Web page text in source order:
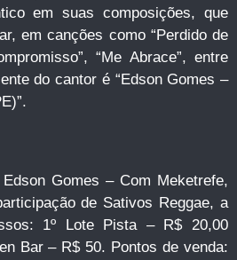
em suas composições, que
em canções como “Perdido de
“Me Abrace”, entre
do cantor é “Edson Gomes –
Gomes – Com Meketrefe,
de Sativos Reggae, a
1º Lote Pista – R$ 20,00
Bar – R$ 50. Pontos de venda: